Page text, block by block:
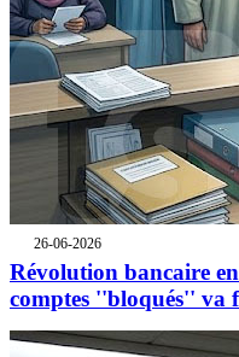
26-06-2026
Révolution bancaire
comptes ''bloqués'' va